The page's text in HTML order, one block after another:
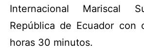
Internacional Mariscal
República de Ecuador con
horas 30 minutos.